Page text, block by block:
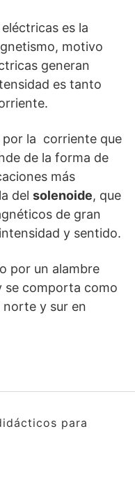
es la
motivo
generan
es tanto
por la corriente que
de la forma de
más
del solenoide, que
de gran
y sentido.
por un alambre
se comporta como
y sur en
para